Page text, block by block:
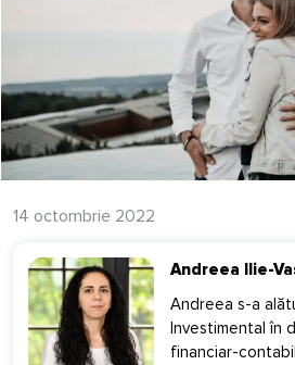
14 octombrie 2022
Andreea Ilie-
Andreea s-a
Investimental în
financiar-